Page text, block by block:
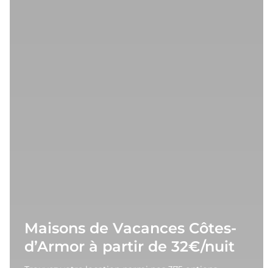
Maisons de Vacances Côtes-
d’Armor à partir de 32€/nuit